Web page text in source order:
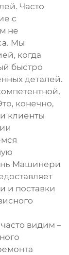
Часто
с
не
Мы
когда
быстро
деталей.
конечно,
клиенты
Машинери
и поставки
видим –